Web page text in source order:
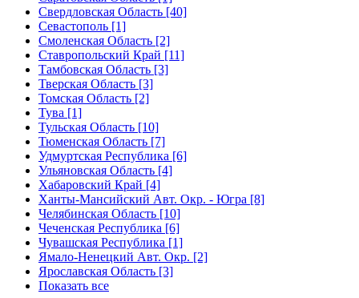
Свердловская Область [40]
Севастополь [1]
Смоленская Область [2]
Ставропольский Край [11]
Тамбовская Область [3]
Тверская Область [3]
Томская Область [2]
Тува [1]
Тульская Область [10]
Тюменская Область [7]
Удмуртская Республика [6]
Ульяновская Область [4]
Хабаровский Край [4]
Ханты-Мансийский Авт. Окр. - Югра [8]
Челябинская Область [10]
Чеченская Республика [6]
Чувашская Республика [1]
Ямало-Ненецкий Авт. Окр. [2]
Ярославская Область [3]
Показать все